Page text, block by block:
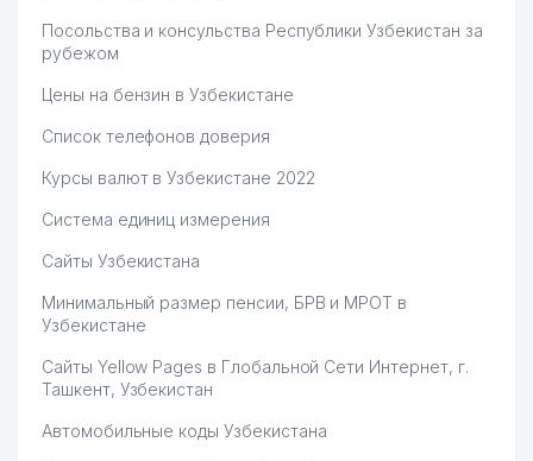
69
АУДИТОРСКАЯ ОРГАНИЗАЦИЯ
217 м
71 PARKER RUSSELL LEGAL ООО
72
REDAKTSIYA GAZETI
NANO LIZING KOMPANIYASI
ООО
76
ГОСУДАРСТВЕННОГО
Посольства и консульства Республики Узбекистан за
рубежом
Цены на бензин в Узбекистане
Список телефонов доверия
Курсы валют в Узбекистане 2022
Система единиц измерения
Сайты Узбекистана
Минимальный размер пенсии, БРВ и МРОТ в
Узбекистане
Сайты Yellow Pages в Глобальной Сети Интернет, г.
Ташкент, Узбекистан
Автомобильные коды Узбекистана